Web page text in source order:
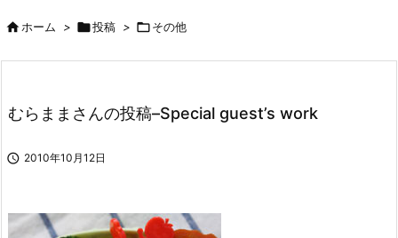

ホーム > 投稿 > その他
むらままさんの投稿–Special guest’s work
 2010年10月12日